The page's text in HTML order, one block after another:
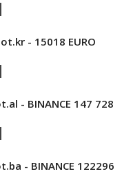
- 15018 EURO
- BINANCE 147 728
- BINANCE 122296